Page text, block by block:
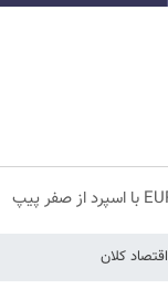
اقتصاد کلان